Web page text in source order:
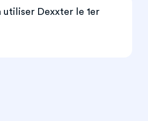
utiliser Dexxter le 1er